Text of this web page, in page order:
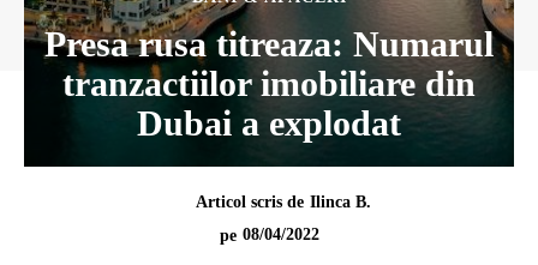
Presa rusa titreaza: Numarul
tranzactiilor imobiliare din
Dubai a explodat
Articol scris de Ilinca B.
pe 08/04/2022